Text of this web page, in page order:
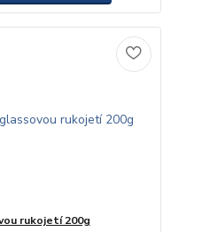
rukojetí 200g